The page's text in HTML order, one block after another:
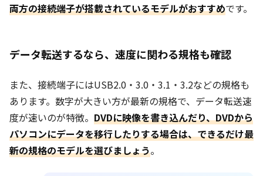
両方の接続端子が搭載されているモデルがおすすめです。
データ転送するなら、速度に関わる規格も確認
また、接続端子にはUSB2.0・3.0・3.1・3.2などの規格も
あります。数字が大きい方が最新の規格で、データ転送速
度が速いのが特徴。 DVDに映像を書き込んだり、DVDから
パソコンにデータを移行したりする場合は、できるだけ最
新の規格のモデルを選びましょう。